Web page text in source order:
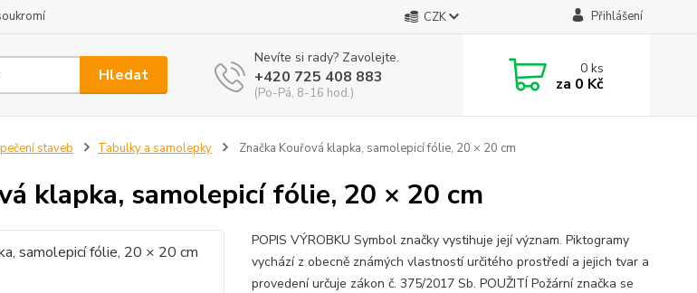
CZK Přihlášení
Hledat
Nevíte si rady? Zavolejte.
+420 725 408 883
(Po-Pá, 8-16 hod.)
0ks
za 0 Kč
staveb Tabulky a samolepky Značka Kouřová klapka, samolepicí fólie, 20 × 20 cm
klapka, samolepicí fólie, 20 × 20 cm
POPIS VÝROBKU Symbol značky vystihuje její význam. Piktogramy
vychází z obecně známých vlastností určitého prostředí a jejich tvar a
provedení určuje zákon č. 375/2017 Sb. POUŽITÍ Požární značka se